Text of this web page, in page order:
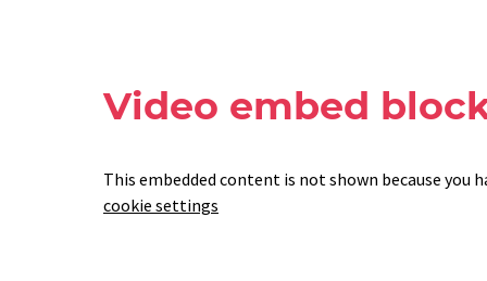
Video embed
This embedded content is not shown because you
cookie settings